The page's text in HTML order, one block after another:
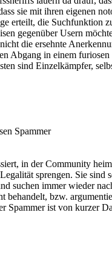
sie mit ihren eigenen
erteilt, die Suchfunktion
gegenüber Usern
die ersehnte
Abgang in einem
sind Einzelkämpfer,
Spammer
in der Community
sprengen. Sie
suchen immer wieder
behandelt, bzw.
Spammer ist von kurzer